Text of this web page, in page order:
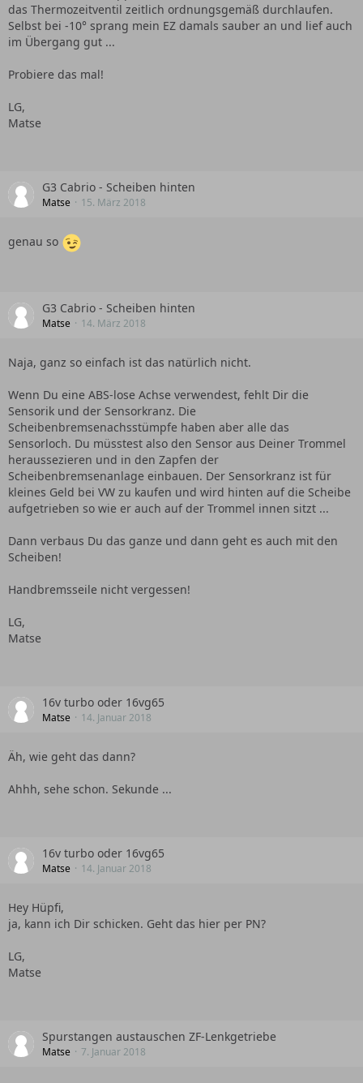
das Thermozeitventil zeitlich ordnungsgemäß durchlaufen.
Selbst bei -10° sprang mein EZ damals sauber an und lief auch
im Übergang gut ...
Probiere das mal!
LG,
Matse
G3 Cabrio - Scheiben hinten
Matse 15. März 2018
genau so
G3 Cabrio - Scheiben hinten
Matse 14. März 2018
Naja, ganz so einfach ist das natürlich nicht.
Wenn Du eine ABS-lose Achse verwendest, fehlt Dir die
Sensorik und der Sensorkranz. Die
Scheibenbremsenachsstümpfe haben aber alle das
Sensorloch. Du müsstest also den Sensor aus Deiner Trommel
heraussezieren und in den Zapfen der
Scheibenbremsenanlage einbauen. Der Sensorkranz ist für
kleines Geld bei VW zu kaufen und wird hinten auf die Scheibe
aufgetrieben so wie er auch auf der Trommel innen sitzt ...
Dann verbaus Du das ganze und dann geht es auch mit den
Scheiben!
Handbremsseile nicht vergessen!
LG,
Matse
16v turbo oder 16vg65
Matse 14. Januar 2018
Äh, wie geht das dann?
Ahhh, sehe schon. Sekunde ...
16v turbo oder 16vg65
Matse 14. Januar 2018
Hey Hüpfi,
ja, kann ich Dir schicken. Geht das hier per PN?
LG,
Matse
Spurstangen austauschen ZF-Lenkgetriebe
Matse 7. Januar 2018